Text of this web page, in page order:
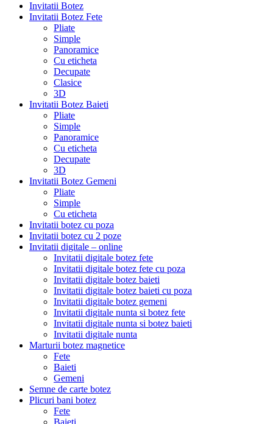
Invitatii Botez
Invitatii Botez Fete
Pliate
Simple
Panoramice
Cu eticheta
Decupate
Clasice
3D
Invitatii Botez Baieti
Pliate
Simple
Panoramice
Cu eticheta
Decupate
3D
Invitatii Botez Gemeni
Pliate
Simple
Cu eticheta
Invitatii botez cu poza
Invitatii botez cu 2 poze
Invitatii digitale – online
Invitatii digitale botez fete
Invitatii digitale botez fete cu poza
Invitatii digitale botez baieti
Invitatii digitale botez baieti cu poza
Invitatii digitale botez gemeni
Invitatii digitale nunta si botez fete
Invitatii digitale nunta si botez baieti
Invitatii digitale nunta
Marturii botez magnetice
Fete
Baieti
Gemeni
Semne de carte botez
Plicuri bani botez
Fete